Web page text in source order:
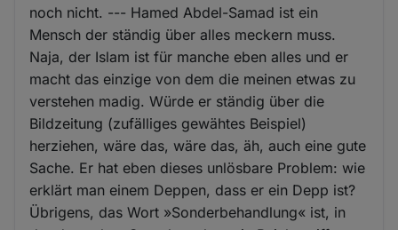
noch nicht. --- Hamed Abdel-Samad ist ein
Mensch der ständig über alles meckern muss.
Naja, der Islam ist für manche eben alles und er
macht das einzige von dem die meinen etwas zu
verstehen madig. Würde er ständig über die
Bildzeitung (zufälliges gewähtes Beispiel)
herziehen, wäre das, wäre das, äh, auch eine gute
Sache. Er hat eben dieses unlösbare Problem: wie
erklärt man einem Deppen, dass er ein Depp ist?
Übrigens, das Wort »Sonderbehandlung« ist, in